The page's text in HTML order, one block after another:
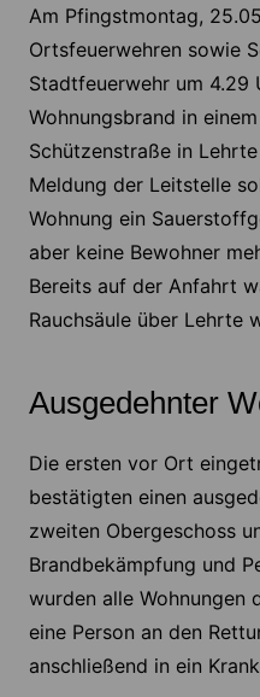
Am Pfingstmontag,
Ortsfeuerwehren sowie
Stadtfeuerwehr um 4.29
Wohnungsbrand in
Schützenstraße in
Meldung der Leitstelle
Wohnung ein
aber keine Bewohner
Bereits auf der Anfahrt
Rauchsäule über Lehrte
Ausgedehnter
Die ersten vor Ort
bestätigten einen
zweiten Obergeschoss
Brandbekämpfung und
wurden alle Wohnungen
eine Person an den
anschließend in ein